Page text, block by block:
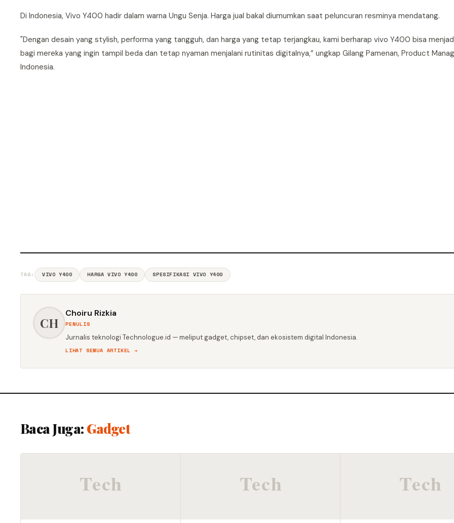
Di Indonesia, Vivo Y400 hadir dalam warna Ungu Senja. Harga jual bakal diumumkan saat peluncuran resminya mendatang.
"Dengan desain yang stylish, performa yang tangguh, dan harga yang tetap terjangkau, kami berharap vivo Y400 bisa
bagi mereka yang ingin tampil beda dan tetap nyaman menjalani rutinitas digitalnya,” ungkap Gilang Pamenan, Product
Indonesia.
TAG: VIVO Y400 HARGA VIVO Y400 SPESIFIKASI VIVO Y400
CH
Choiru Rizkia
PENULIS
Jurnalis teknologi Technologue.id — meliput gadget, chipset, dan ekosistem digital Indonesia.
LIHAT SEMUA ARTIKEL →
Baca Juga: Gadget